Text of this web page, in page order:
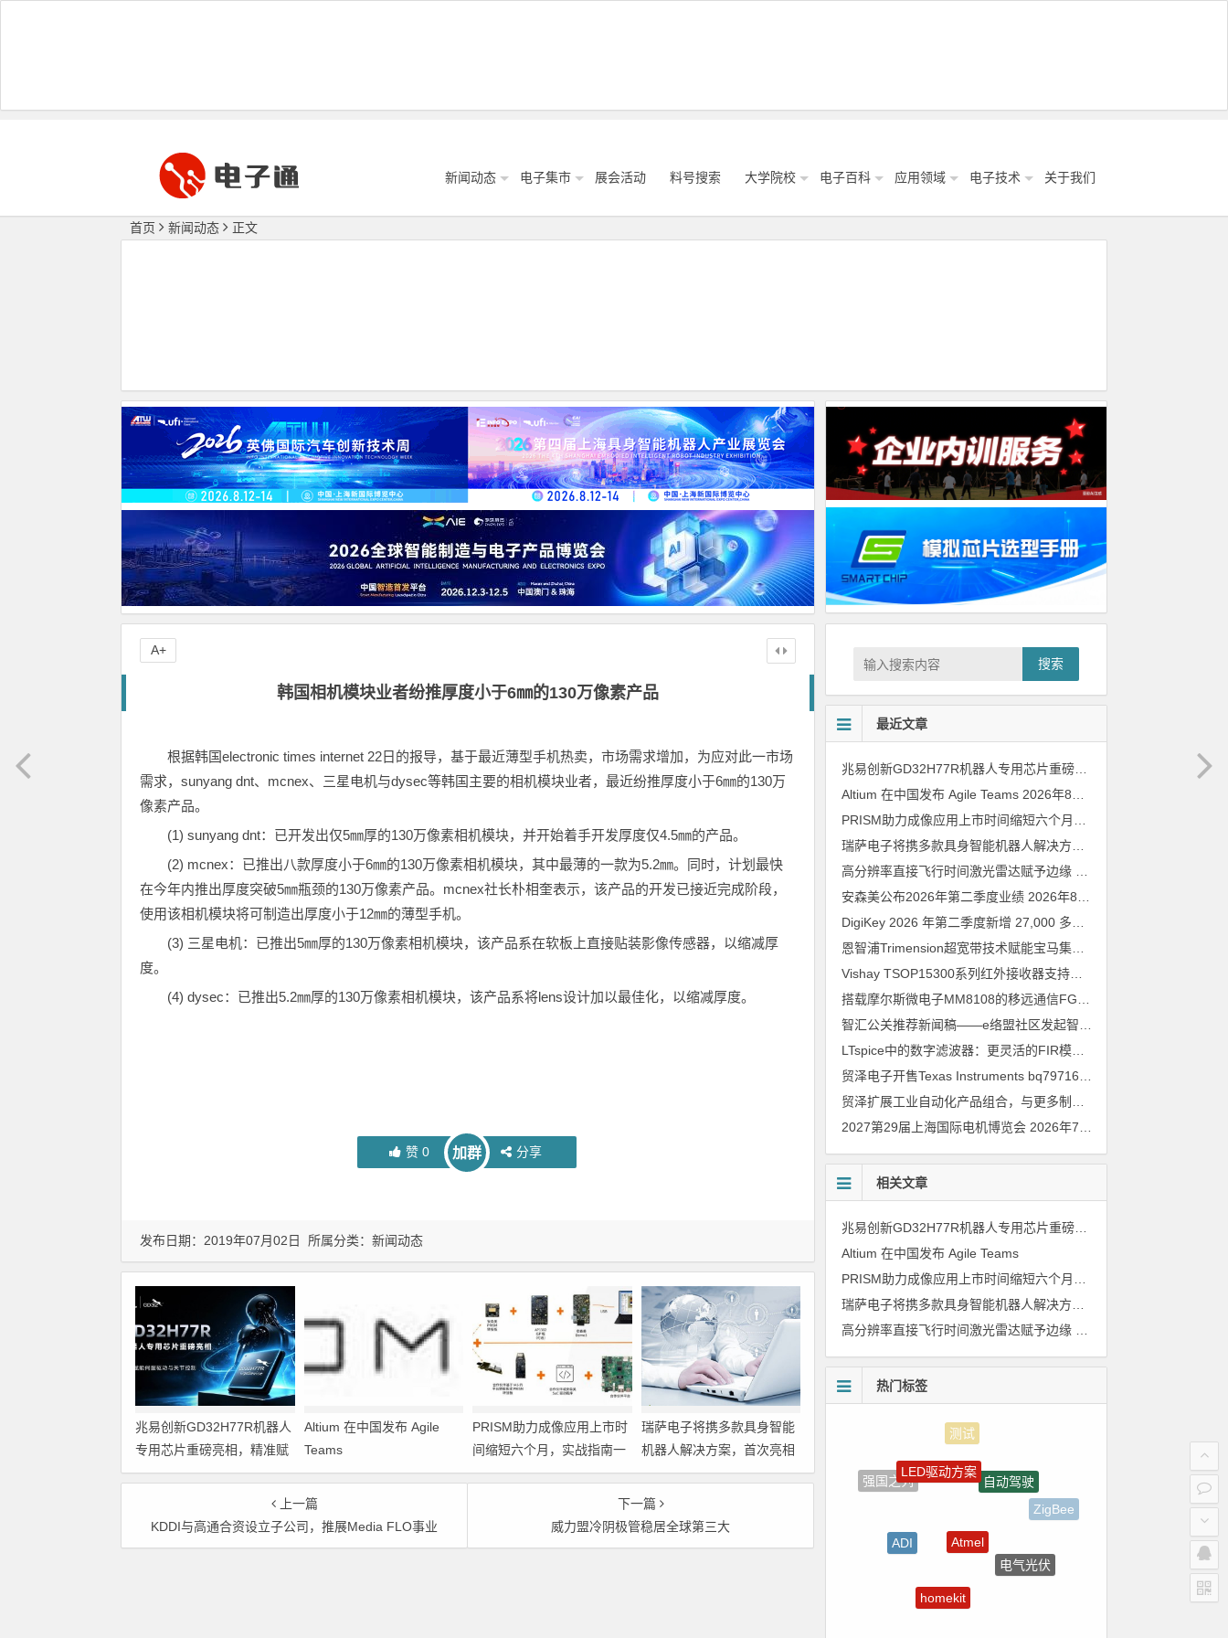
新闻动态 电子集市 展会活动 料号搜索 大学院校 电子百科 应用领域 电子技术 关于我们
首页 新闻动态 正文
韩国相机模块业者纷推厚度小于6㎜的130万像素产品
根据韩国electronic times internet 22日的报导，基于最近薄型手机热卖，市场需求增加，为应对此一市场
需求，sunyang dnt、mcnex、三星电机与dysec等韩国主要的相机模块业者，最近纷推厚度小于6㎜的130万
像素产品。
(1) sunyang dnt：已开发出仅5㎜厚的130万像素相机模块，并开始着手开发厚度仅4.5㎜的产品。
(2) mcnex：已推出八款厚度小于6㎜的130万像素相机模块，其中最薄的一款为5.2㎜。同时，计划最快
在今年内推出厚度突破5㎜瓶颈的130万像素产品。mcnex社长朴相奎表示，该产品的开发已接近完成阶段，
使用该相机模块将可制造出厚度小于12㎜的薄型手机。
(3) 三星电机：已推出5㎜厚的130万像素相机模块，该产品系在软板上直接贴装影像传感器，以缩减厚
度。
(4) dysec：已推出5.2㎜厚的130万像素相机模块，该产品系将lens设计加以最佳化，以缩减厚度。
赞0 加群 分享
A+
发布日期：2019年07月02日 所属分类： 新闻动态
兆易创新GD32H77R机器人
专用芯片重磅亮相，精准赋
能伺服驱动与关节控制
Altium 在中国发布 Agile
Teams
PRISM助力成像应用上市时
间缩短六个月，实战指南一
文解读
瑞萨电子将携多款具身智能
机器人解决方案，首次亮相
2026中国具身智能机器人产
业大会
上一篇
KDDI与高通合资设立子公司，推展Media FLO事业
下一篇
威力盟冷阴极管稳居全球第三大
搜索
最近文章
兆易创新GD32H77R机器人专用芯片重磅亮相，精准赋能伺服驱动与关节控制
Altium 在中国发布 Agile Teams 2026年8月6日
安森美公布2026年第二季度业绩 2026年8月6日
恩智浦Trimension超宽带技术赋能宝马集团Digital Key Plus及生命体存在检测功能
Vishay TSOP15300系列红外接收器支持所有主流遥控代码
LTspice中的数字滤波器：更灵活的FIR模型
2027第29届上海国际电机博览会 2026年7月30日
相关文章
兆易创新GD32H77R机器人专用芯片重磅亮相，精准赋能伺服驱动与关节控制
Altium 在中国发布 Agile Teams
热门标签
强国之列
ZigBee
Blackfin处理器
电气光伏
电路图
homekit